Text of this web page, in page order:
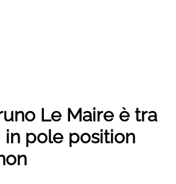
Le Maire è tra
in pole position